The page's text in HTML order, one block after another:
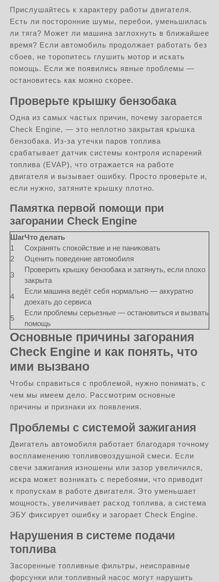
Прислушайтесь к характеру работы двигателя.
Есть ли посторонние шумы, перебои, уменьшилась
ли тяга? Может ли машина заглохнуть в ближайшее
время? Если автомобиль продолжает работать без
сбоев, не торопитесь глушить мотор и искать
помощь. Если же появились явные проблемы —
остановитесь как можно скорее.
Проверьте крышку бензобака
Одна из самых частых причин, почему загорается
Check Engine, — это неплотно закрытая крышка
бензобака. Из-за утечки паров топлива
срабатывает датчик системы контроля испарений
топлива (EVAP), что отражается на работе
двигателя и вызывает ошибку. Просто проверьте и,
если нужно, затяните крышку плотно.
Памятка первой помощи при
загорании Check Engine
ШагЧто делать
1
Сохранять спокойствие и не паниковать
2
Оценить поведение автомобиля
3
Проверить крышку бензобака и затянуть, если плохо
закрыта
4
Если машина ведёт себя нормально — аккуратно
доехать до сервиса
5
Если проблемы серьезные — остановиться и вызвать
помощь
Основные причины загорания
Check Engine и как понять, что
ими вызвано
Чтобы справиться с проблемой, нужно понимать, с
чем мы имеем дело. Рассмотрим основные
причины и признаки их появления.
Проблемы с системой зажигания
Двигатель автомобиля работает благодаря точному
воспламенению топливовоздушной смеси. Если
свечи зажигания изношены или зазор увеличился,
искра может возникать с перебоями, что приводит
к пропускам в работе двигателя. Это уменьшает
мощность, увеличивает расход топлива, а система
ЭБУ фиксирует ошибку и загорает Check Engine.
Нарушения в системе подачи
топлива
Засоренные топливные фильтры, неисправные
форсунки или топливный насос могут нарушить